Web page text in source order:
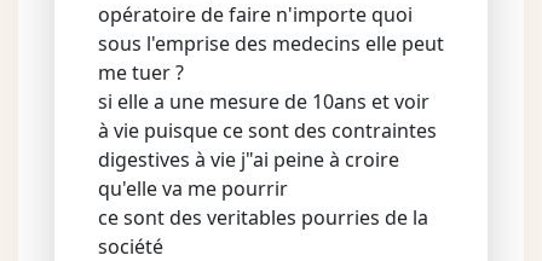
opératoire de faire n'importe quoi
sous l'emprise des medecins elle peut
me tuer ?
si elle a une mesure de 10ans et voir
à vie puisque ce sont des contraintes
digestives à vie j"ai peine à croire
qu'elle va me pourrir
ce sont des veritables pourries de la
société